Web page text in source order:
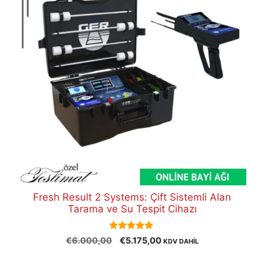
Fresh Result 2 Systems: Çift Sistemli Alan
Tarama ve Su Tespit Cihazı
5.00
out of 5
€6.000,00
Orijinal
€5.175,00Şu
KDV DAHİL